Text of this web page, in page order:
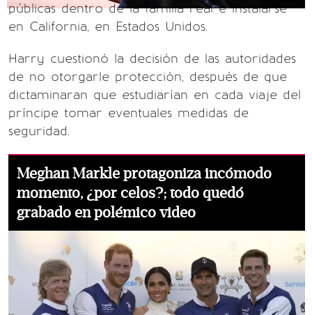
públicas dentro de la familia real e instalarse
en California, en Estados Unidos.
Harry cuestionó la decisión de las autoridades
de no otorgarle protección, después de que
dictaminaran que estudiarían en cada viaje del
príncipe tomar eventuales medidas de
seguridad.
Meghan Markle protagoniza incómodo
momento, ¿por celos?; todo quedó
grabado en polémico video